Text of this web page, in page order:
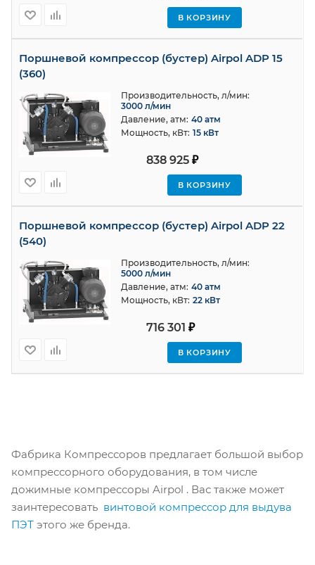
В КОРЗИНУ
Поршневoй компрессор (бустер) Airpol ADP 15
(360)
838 925₽
В КОРЗИНУ
Производительность, л/мин:
3000 л/мин
Давление, атм: 40 атм
Мощность, кВт: 15 кВт
Поршневoй компрессор (бустер) Airpol ADP 22
(540)
716 301 ₽
В КОРЗИНУ
Производительность, л/мин:
5000 л/мин
Давление, атм: 40 атм
Мощность, кВт: 22 кВт
Фабрика Компрессоров предлагает большой выбор
компрессорного оборудования, в том числе
дожимные компрессоры Airpol . Вас также может
заинтересовать винтовой компрессор для выдува
ПЭТ этого же бренда.